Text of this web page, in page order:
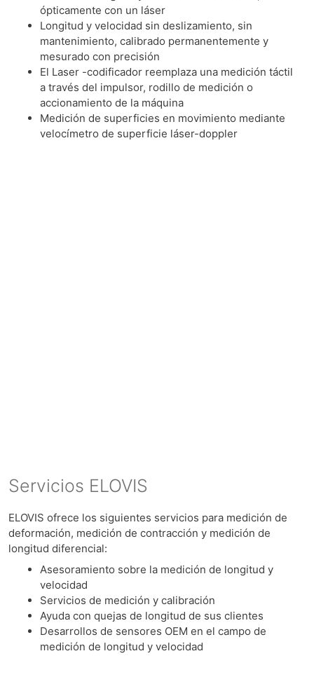
ópticamente con un láser
Longitud y velocidad sin deslizamiento, sin
mantenimiento, calibrado permanentemente y
mesurado con precisión
El Laser -codificador reemplaza una medición táctil
a través del impulsor, rodillo de medición o
accionamiento de la máquina
Medición de superficies en movimiento mediante
velocímetro de superficie láser-doppler
Servicios ELOVIS
ELOVIS ofrece los siguientes servicios para medición de
deformación, medición de contracción y medición de
longitud diferencial:
Asesoramiento sobre la medición de longitud y
velocidad
Servicios de medición y calibración
Ayuda con quejas de longitud de sus clientes
Desarrollos de sensores OEM en el campo de
medición de longitud y velocidad